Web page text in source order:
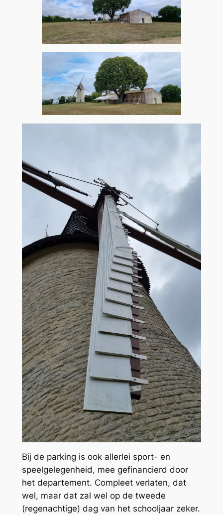
Bij de parking is ook allerlei sport- en
speelgelegenheid, mee gefinancierd door
het departement. Compleet verlaten, dat
wel, maar dat zal wel op de tweede
(regenachtige) dag van het schooljaar zeker.